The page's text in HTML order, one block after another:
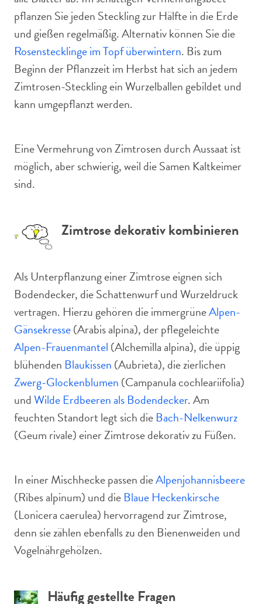
pflanzen Sie jeden Steckling zur Hälfte in die Erde
und gießen regelmäßig. Alternativ können Sie die
Rosenstecklinge im Topf überwintern. Bis zum
Beginn der Pflanzzeit im Herbst hat sich an jedem
Zimtrosen-Steckling ein Wurzelballen gebildet und
kann umgepflanzt werden.
Eine Vermehrung von Zimtrosen durch Aussaat ist
möglich, aber schwierig, weil die Samen Kaltkeimer
sind.
Zimtrose dekorativ kombinieren
Als Unterpflanzung einer Zimtrose eignen sich
Bodendecker, die Schattenwurf und Wurzeldruck
vertragen. Hierzu gehören die immergrüneAlpen-
Gänsekresse(Arabis alpina), der pflegeleichte
Alpen-Frauenmantel (Alchemilla alpina), die üppig
blühenden Blaukissen (Aubrieta), die zierlichen
Zwerg-Glockenblumen (Campanula cochleariifolia)
undWilde Erdbeeren als Bodendecker. Am
feuchten Standort legt sich die Bach-Nelkenwurz
(Geum rivale) einer Zimtrose dekorativ zu Füßen.
In einer Mischhecke passen dieAlpenjohannisbeere
(Ribes alpinum) und die Blaue Heckenkirsche
(Lonicera caerulea) hervorragend zur Zimtrose,
denn sie zählen ebenfalls zu den Bienenweiden und
Vogelnährgehölzen.
Häufig gestellte Fragen